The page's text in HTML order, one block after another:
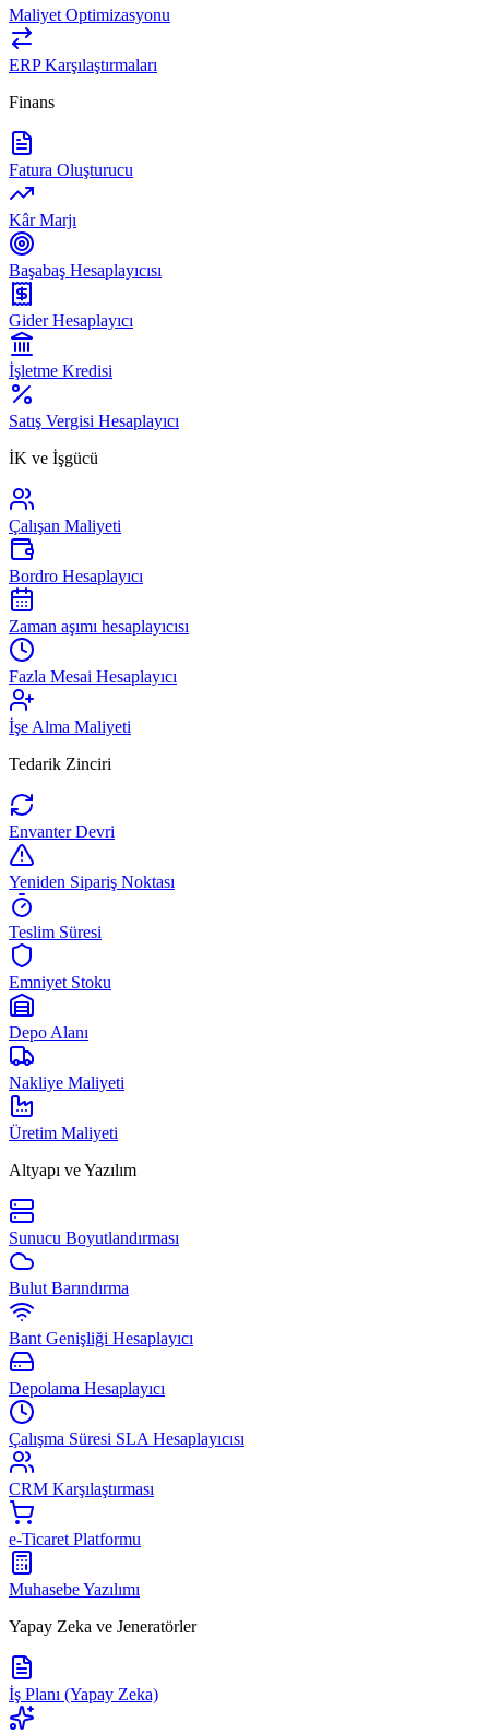
Maliyet Optimizasyonu
ERP Karşılaştırmaları
Finans
Fatura Oluşturucu
Kâr Marjı
Başabaş Hesaplayıcısı
Gider Hesaplayıcı
İşletme Kredisi
Satış Vergisi Hesaplayıcı
İK ve İşgücü
Çalışan Maliyeti
Bordro Hesaplayıcı
Zaman aşımı hesaplayıcısı
Fazla Mesai Hesaplayıcı
İşe Alma Maliyeti
Tedarik Zinciri
Envanter Devri
Yeniden Sipariş Noktası
Teslim Süresi
Emniyet Stoku
Depo Alanı
Nakliye Maliyeti
Üretim Maliyeti
Altyapı ve Yazılım
Sunucu Boyutlandırması
Bulut Barındırma
Bant Genişliği Hesaplayıcı
Depolama Hesaplayıcı
Çalışma Süresi SLA Hesaplayıcısı
CRM Karşılaştırması
e-Ticaret Platformu
Muhasebe Yazılımı
Yapay Zeka ve Jeneratörler
İş Planı (Yapay Zeka)